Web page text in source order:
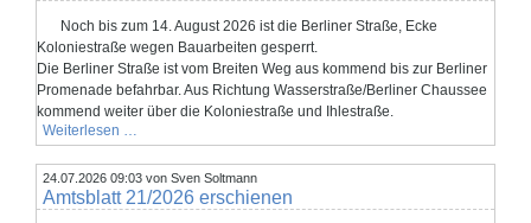
Noch bis zum 14. August 2026 ist die Berliner Straße, Ecke
Koloniestraße wegen Bauarbeiten gesperrt.
Die Berliner Straße ist vom Breiten Weg aus kommend bis zur Berliner
Promenade befahrbar. Aus Richtung Wasserstraße/Berliner Chaussee
kommend weiter über die Koloniestraße und Ihlestraße.
Weiterlesen …
Berliner
Straße
24.07.2026 09:03 von Sven Soltmann
Amtsblatt 21/2026 erschienen